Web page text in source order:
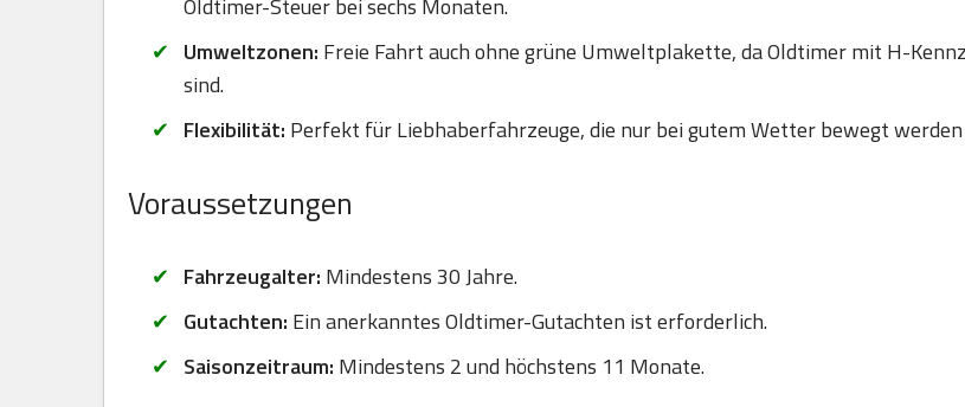
Oldtimer-Steuer bei sechs Monaten.
Umweltzonen: Freie Fahrt auch ohne grüne Umweltplakette, da Oldtimer mit H-
sind.
Flexibilität: Perfekt für Liebhaberfahrzeuge, die nur bei gutem Wetter bewegt
Voraussetzungen
Fahrzeugalter: Mindestens 30 Jahre.
Gutachten: Ein anerkanntes Oldtimer-Gutachten ist erforderlich.
Saisonzeitraum: Mindestens 2 und höchstens 11 Monate.